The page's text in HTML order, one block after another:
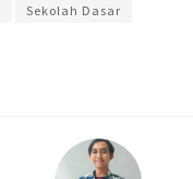
Sekolah Dasar